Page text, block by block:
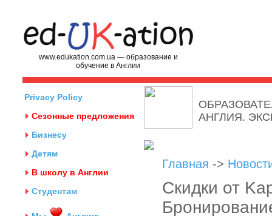
www.edukation.com.ua — образование и
обучение в Англии
Privacy Policy
Сезонные предложения
Бизнесу
Детям
В школу в Англии
Студентам
АНГЛИЯ.
Главная ->
Скидки от